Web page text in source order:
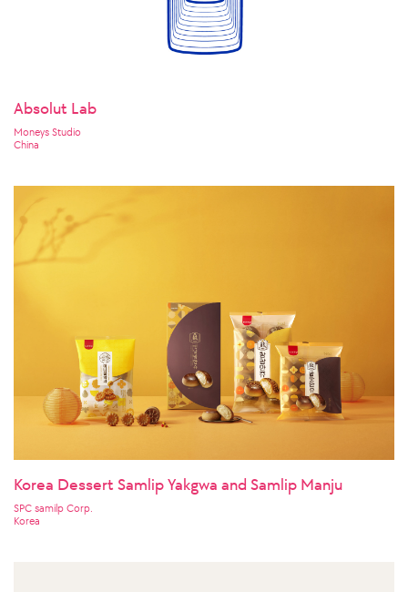
Absolut Lab
Moneys Studio
China
Korea Dessert Samlip Yakgwa and Samlip Manju
SPC samilp Corp.
Korea